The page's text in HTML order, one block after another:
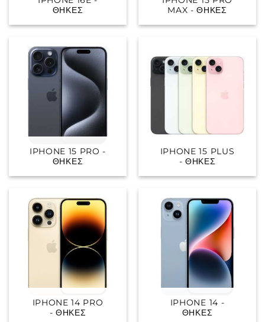
ΘΉΚΕΣ
MAX - ΘΉΚΕΣ
IPHONE 15 PRO -
ΘΉΚΕΣ
IPHONE 15 PLUS
- ΘΉΚΕΣ
IPHONE 14 PRO
- ΘΉΚΕΣ
IPHONE 14 -
ΘΉΚΕΣ